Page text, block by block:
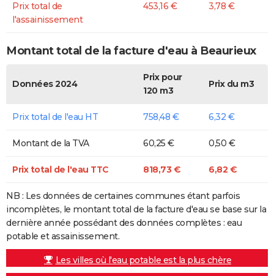
Prix total de
l'assainissement
453,16 € 3,78 €
Montant total de la facture d'eau à Beaurieux
Données 2024
Prix pour
120 m3
Prix du m3
Prix total de l'eau HT 758,48 € 6,32 €
Montant de la TVA 60,25 € 0,50 €
Prix total de l'eau TTC 818,73 € 6,82 €
NB : Les données de certaines communes étant parfois
incomplètes, le montant total de la facture d'eau se base sur la
dernière année possédant des données complètes : eau
potable et assainissement.
Les villes où l'eau potable est la plus chère